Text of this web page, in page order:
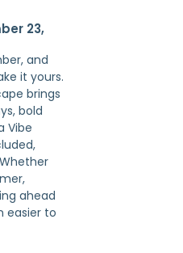
23,
and
it yours.
brings
bold
Vibe
ahead
easier to